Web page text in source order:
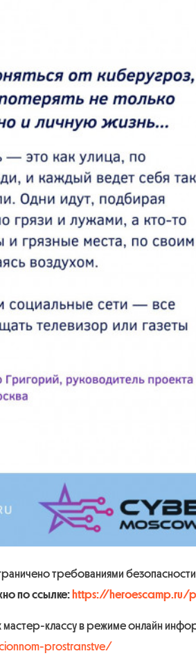
требованиями
по ссылке: https://heroescamp.ru/
классу в режиме онлайн
prostranstve/